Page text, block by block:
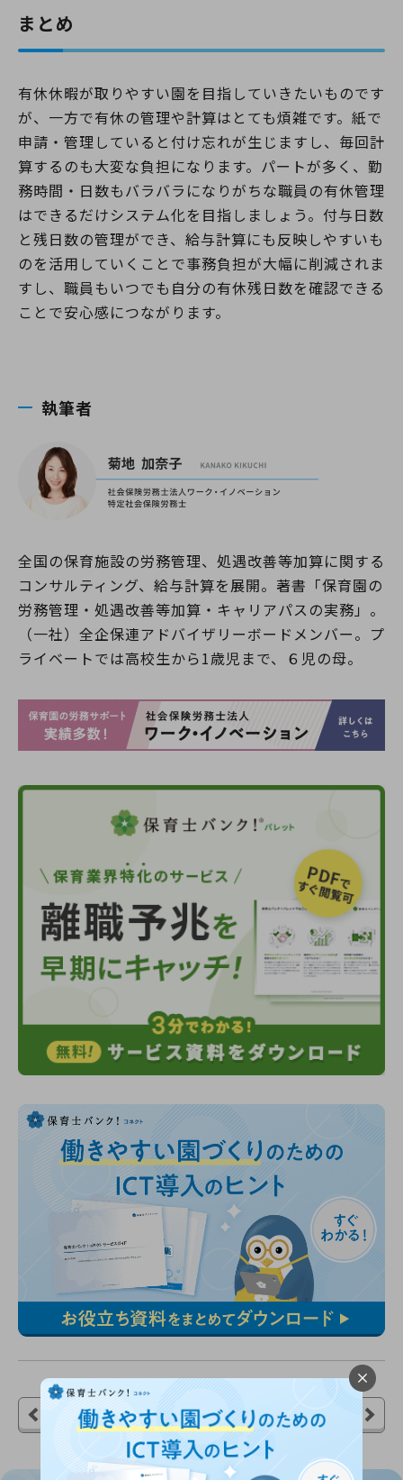
まとめ
有休休暇が取りやすい園を目指していきたいものです
が、一方で有休の管理や計算はとても煩雑です。紙で
申請・管理していると付け忘れが生じますし、毎回計
算するのも大変な負担になります。パートが多く、勤
務時間・日数もバラバラになりがちな職員の有休管理
はできるだけシステム化を目指しましょう。付与日数
と残日数の管理ができ、給与計算にも反映しやすいも
のを活用していくことで事務負担が大幅に削減されま
すし、職員もいつでも自分の有休残日数を確認できる
ことで安心感につながります。
執筆者
全国の保育施設の労務管理、処遇改善等加算に関する
コンサルティング、給与計算を展開。著書「保育園の
労務管理・処遇改善等加算・キャリアパスの実務」。
（一社）全企保連アドバイザリーボードメンバー。プ
ライベートでは高校生から1歳児まで、６児の母。
前の記事へ 次の記事へ